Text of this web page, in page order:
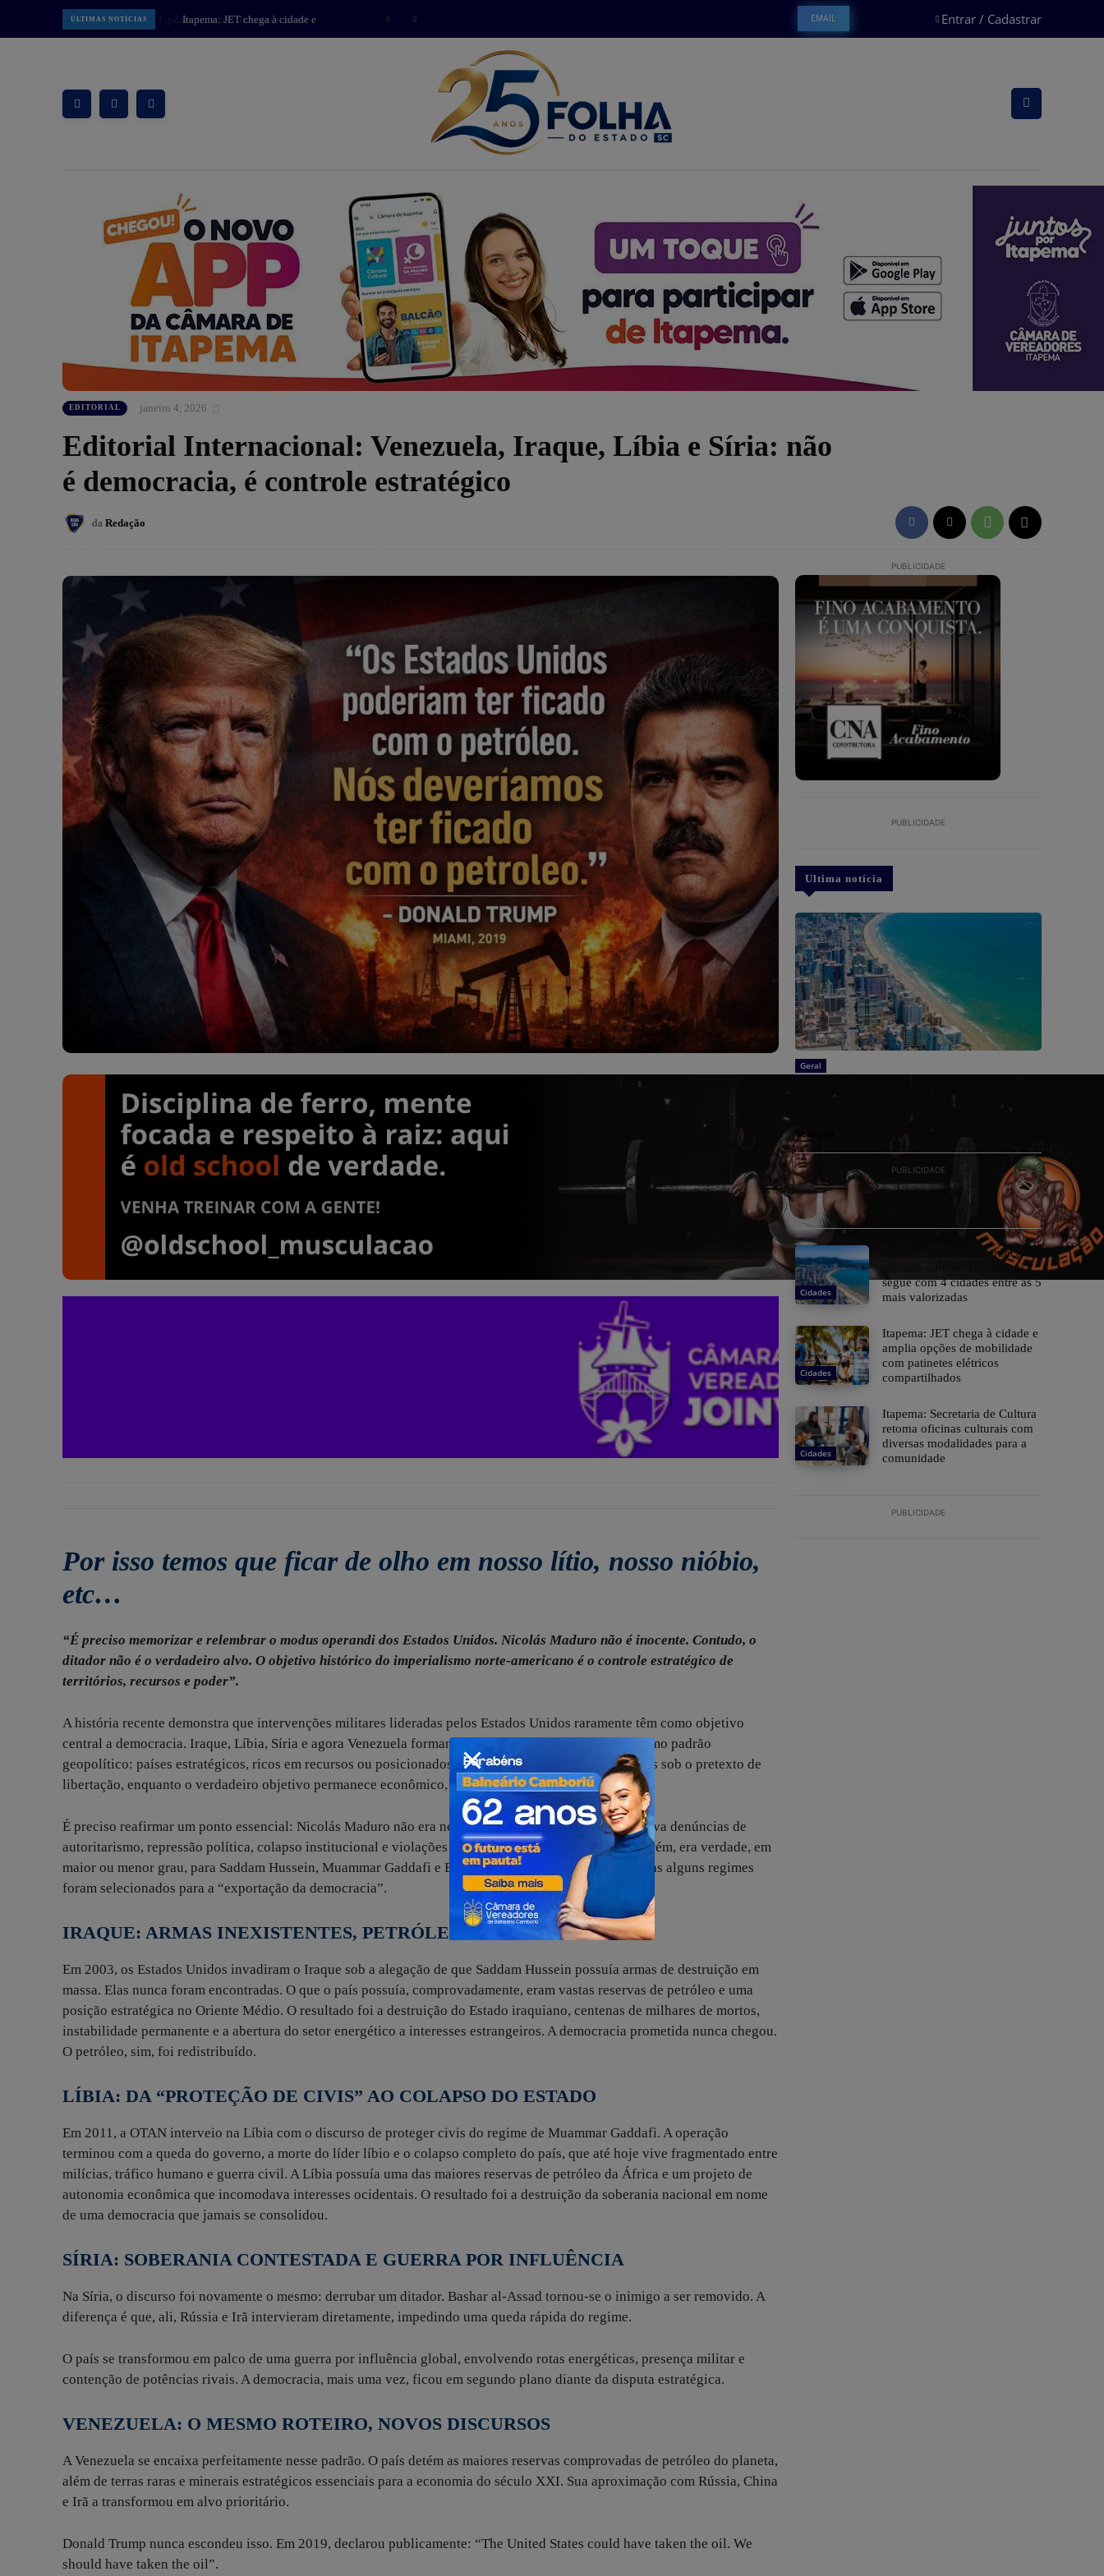
ÚLTIMAS NOTÍCIAS
Itapema: JET chega à cidade e
amplia opções de mobilidade com
EMAIL Entrar / Cadastrar
EDITORIAL janeiro 4, 2026
Editorial Internacional: Venezuela, Iraque, Líbia e Síria: não
é democracia, é controle estratégico
da Redação
Por isso temos que ficar de olho em nosso lítio, nosso nióbio,
etc…
“É preciso memorizar e relembrar o modus operandi dos Estados Unidos. Nicolás Maduro não é inocente. Contudo, o
ditador não é o verdadeiro alvo. O objetivo histórico do imperialismo norte-americano é o controle estratégico de
territórios, recursos e poder”.
A história recente demonstra que intervenções militares lideradas pelos Estados Unidos raramente têm como objetivo
central a democracia. Iraque, Líbia, Síria e agora Venezuela formam uma sequência lógica de um mesmo padrão
geopolítico: países estratégicos, ricos em recursos ou posicionados em regiões-chave, tornam-se alvos sob o pretexto de
libertação, enquanto o verdadeiro objetivo permanece econômico, energético e militar.
É preciso reafirmar um ponto essencial: Nicolás Maduro não era nenhum santo. Seu governo acumulava denúncias de
autoritarismo, repressão política, colapso institucional e violações de direitos humanos. O mesmo, porém, era verdade, em
maior ou menor grau, para Saddam Hussein, Muammar Gaddafi e Bashar al-Assad. Ainda assim, apenas alguns regimes
foram selecionados para a “exportação da democracia”.
IRAQUE: ARMAS INEXISTENTES, PETRÓLEO REAL
Em 2003, os Estados Unidos invadiram o Iraque sob a alegação de que Saddam Hussein possuía armas de destruição em
massa. Elas nunca foram encontradas. O que o país possuía, comprovadamente, eram vastas reservas de petróleo e uma
posição estratégica no Oriente Médio. O resultado foi a destruição do Estado iraquiano, centenas de milhares de mortos,
instabilidade permanente e a abertura do setor energético a interesses estrangeiros. A democracia prometida nunca chegou.
O petróleo, sim, foi redistribuído.
LÍBIA: DA “PROTEÇÃO DE CIVIS” AO COLAPSO DO ESTADO
Em 2011, a OTAN interveio na Líbia com o discurso de proteger civis do regime de Muammar Gaddafi. A operação
terminou com a queda do governo, a morte do líder líbio e o colapso completo do país, que até hoje vive fragmentado entre
milícias, tráfico humano e guerra civil. A Líbia possuía uma das maiores reservas de petróleo da África e um projeto de
autonomia econômica que incomodava interesses ocidentais. O resultado foi a destruição da soberania nacional em nome
de uma democracia que jamais se consolidou.
SÍRIA: SOBERANIA CONTESTADA E GUERRA POR INFLUÊNCIA
Na Síria, o discurso foi novamente o mesmo: derrubar um ditador. Bashar al-Assad tornou-se o inimigo a ser removido. A
diferença é que, ali, Rússia e Irã intervieram diretamente, impedindo uma queda rápida do regime.
O país se transformou em palco de uma guerra por influência global, envolvendo rotas energéticas, presença militar e
contenção de potências rivais. A democracia, mais uma vez, ficou em segundo plano diante da disputa estratégica.
VENEZUELA: O MESMO ROTEIRO, NOVOS DISCURSOS
A Venezuela se encaixa perfeitamente nesse padrão. O país detém as maiores reservas comprovadas de petróleo do planeta,
além de terras raras e minerais estratégicos essenciais para a economia do século XXI. Sua aproximação com Rússia, China
e Irã a transformou em alvo prioritário.
Donald Trump nunca escondeu isso. Em 2019, declarou publicamente: “The United States could have taken the oil. We
should have taken the oil”.
PUBLICIDADE
PUBLICIDADE
Ultima notícia
Geral
prioridades para o Orçamento de 2027 em Meia
Redação
PUBLICIDADE
Cidades
FipZap: SC perde liderança no
m² mais caro do Brasil, mas
segue com 4 cidades entre as 5
mais valorizadas
Cidades
Itapema: JET chega à cidade e
amplia opções de mobilidade
com patinetes elétricos
compartilhados
Cidades
Itapema: Secretaria de Cultura
retoma oficinas culturais com
diversas modalidades para a
comunidade
PUBLICIDADE